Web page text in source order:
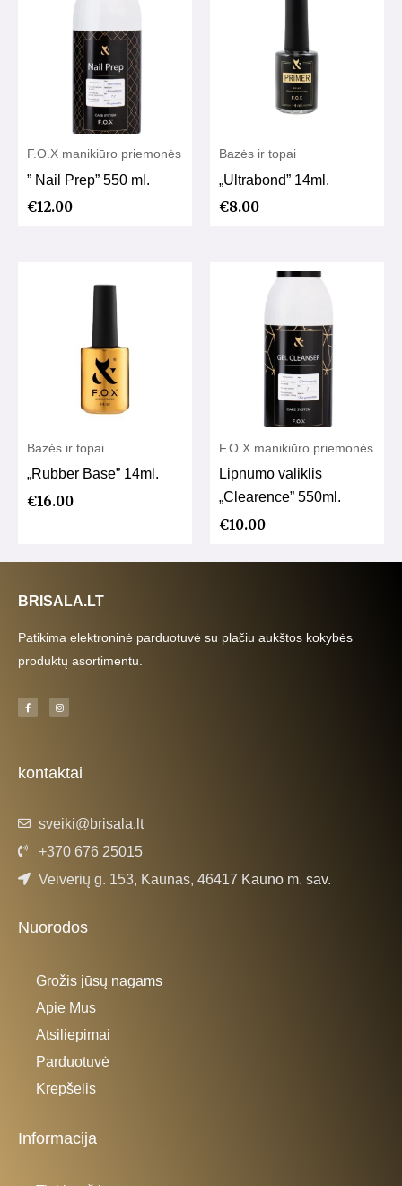
F.O.X manikiūro priemonės
” Nail Prep” 550 ml.
€12.00
Bazės ir topai
„Ultrabond” 14ml.
€8.00
Bazės ir topai
„Rubber Base” 14ml.
€16.00
F.O.X manikiūro priemonės
Lipnumo valiklis
„Clearence” 550ml.
€10.00
BRISALA.LT
Patikima elektroninė parduotuvė su plačiu aukštos kokybės
produktų asortimentu.
F
a
c
-
f
I
n
s
m
kontaktai
sveiki@brisala.lt
+370 676 25015
Veiverių g. 153, Kaunas, 46417 Kauno m. sav.
Nuorodos
Grožis jūsų nagams
Apie Mus
Atsiliepimai
Parduotuvė
Krepšelis
Informacija